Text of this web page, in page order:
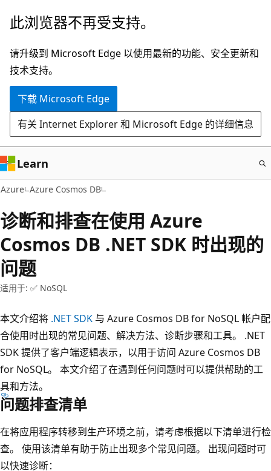
跳
主
要
内
此浏览器不再受支持。
请升级到 Microsoft Edge 以使用最新的功能、安全更新和
技术支持。
下载 Microsoft Edge
有关 Internet Explorer 和 Microsoft Edge 的详细信息
Learn
Azure Azure Cosmos DB
诊断和排查在使用 Azure
Cosmos DB .NET SDK 时出现的
问题
适用于: ✅ NoSQL
本文介绍将 .NET SDK 与 Azure Cosmos DB for NoSQL 帐户配
合使用时出现的常见问题、解决方法、诊断步骤和工具。 .NET
SDK 提供了客户端逻辑表示，以用于访问 Azure Cosmos DB
for NoSQL。 本文介绍了在遇到任何问题时可以提供帮助的工
具和方法。
问题排查清单
在将应用程序转移到生产环境之前，请考虑根据以下清单进行检
查。 使用该清单有助于防止出现多个常见问题。 出现问题时可
以快速诊断：